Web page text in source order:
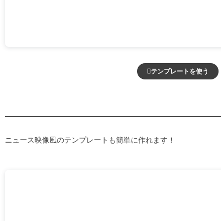
テンプレートを使う
ニュース映像風のテンプレートも簡単に作れます！